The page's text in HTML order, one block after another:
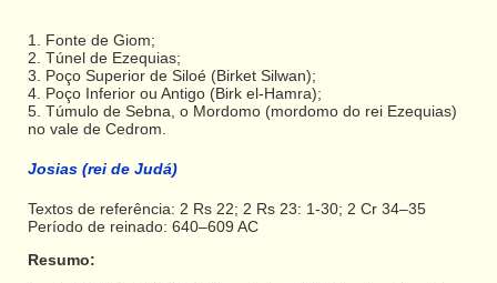
1. Fonte de Giom;
2. Túnel de Ezequias;
3. Poço Superior de Siloé (Birket Silwan);
4. Poço Inferior ou Antigo (Birk el-Hamra);
5. Túmulo de Sebna, o Mordomo (mordomo do rei Ezequias)
no vale de Cedrom.
Josias (rei de Judá)
Textos de referência: 2 Rs 22; 2 Rs 23: 1-30; 2 Cr 34–35
Período de reinado: 640–609 AC
Resumo: